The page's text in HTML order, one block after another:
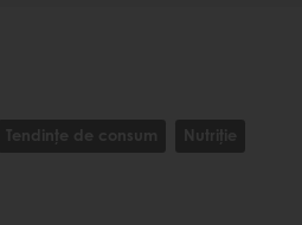
Tendințe de consum Nutriție